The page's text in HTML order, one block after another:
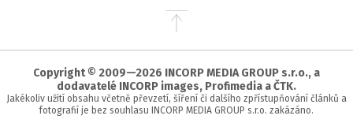
Přejít
stránky
Copyright © 2009—2026 INCORP MEDIA GROUP s.r.o., a
dodavatelé INCORP images, Profimedia a ČTK.
Jakékoliv užití obsahu včetně převzetí, šíření či dalšího zpřístupňování článků a
fotografií je bez souhlasu INCORP MEDIA GROUP s.r.o. zakázáno.